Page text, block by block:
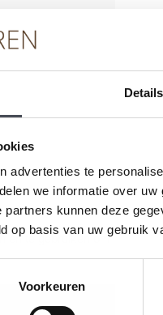
Details
advertenties te
we informatie over
kunnen deze
op basis van uw gebruik
Voorkeuren
en te gebruiken om